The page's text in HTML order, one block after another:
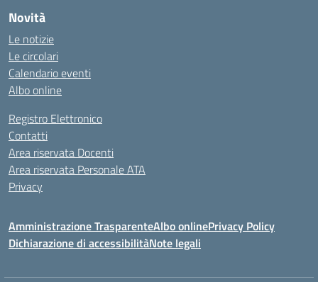
Novità
Le notizie
Le circolari
Calendario eventi
Albo online
Registro Elettronico
Contatti
Area riservata Docenti
Area riservata Personale ATA
Privacy
Amministrazione TrasparenteAlbo onlinePrivacy Policy
Dichiarazione di accessibilitàNote legali